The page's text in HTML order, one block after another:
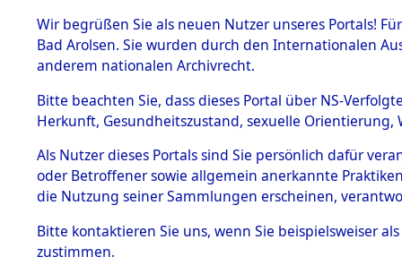
HOME
BESTÄNDE
Inhaftierungsdoku
mente
1.2.9 Beim ITS
verwahrte
1.2.9.1
Effekten aus
0003
Wir begrüßen Sie als neuen Nutzer unseres Portals!
Bad Arolsen. Sie wurden durch den Internationalen
anderem nationalen Archivrecht.
Bitte beachten Sie, dass dieses Portal über NS-
Herkunft, Gesundheitszustand, sexuelle
Als Nutzer dieses Portals sind Sie persönlich dafür
oder Betroffener sowie allgemein anerkannte
die Nutzung seiner Sammlungen erscheinen,
Bitte kontaktieren Sie uns, wenn Sie beispielsweiser
zustimmen.